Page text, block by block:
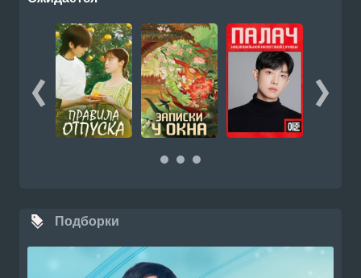
Подборки